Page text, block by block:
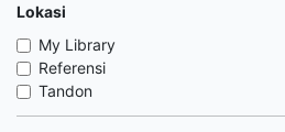
Lokasi
My Library
Referensi
Tandon